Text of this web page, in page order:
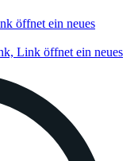
öffnet ein neues
Link öffnet ein neues